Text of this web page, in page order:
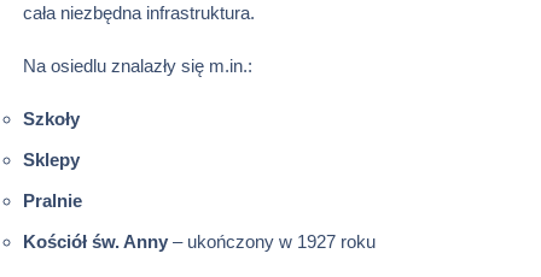
cała niezbędna infrastruktura.
Na osiedlu znalazły się m.in.:
Szkoły
Sklepy
Pralnie
Kościół św. Anny – ukończony w 1927 roku